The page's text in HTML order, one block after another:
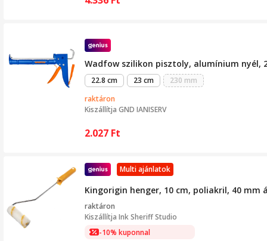
Wadfow szilikon pisztoly, alumínium nyél,
22.8 cm 23 cm
230 mm
raktáron
Kiszállítja GND IANISERV
2.027 Ft
Multi ajánlatok
Kingorigin henger, 10 cm, poliakril, 40
raktáron
Kiszállítja Ink Sheriff Studio
-10% kuponnal